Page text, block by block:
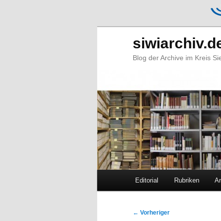
Blog der Archive im Kreis
Zum
Zum
Editorial Rubriken
Beitragsnavigation
← Vorheriger